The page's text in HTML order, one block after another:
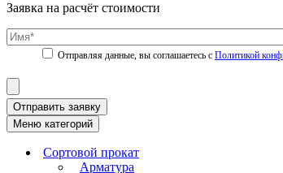
Заявка на расчёт стоимости
Политикой
Отправить заявку
Меню категорий
Сортовой прокат
Арматура